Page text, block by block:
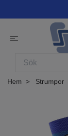
Hem Strumpor